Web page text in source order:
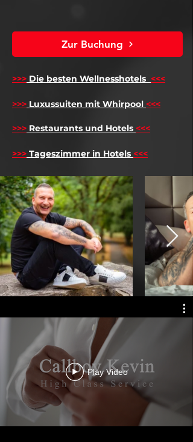
Zur Buchung
>>> Die besten Wellnesshotels <<<
>>> Luxussuiten mit Whirpool <<<
>>> Restaurants und Hotels <<<
>>> Tageszimmer in Hotels <<<
Play Video